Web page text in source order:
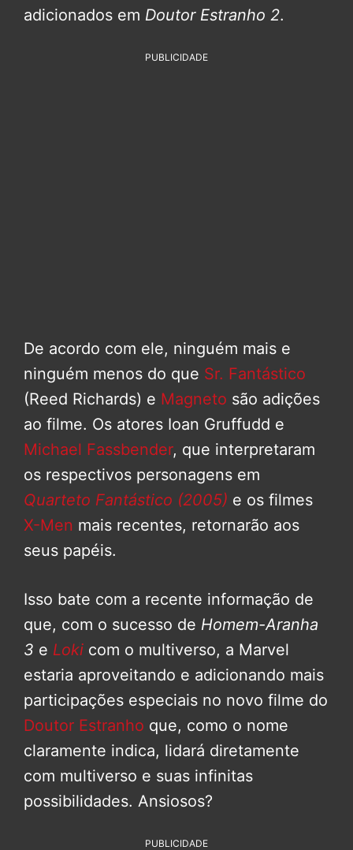
adicionados em Doutor Estranho 2.
PUBLICIDADE
De acordo com ele, ninguém mais e
ninguém menos do que Sr. Fantástico
(Reed Richards) e Magneto são adições
ao filme. Os atores Ioan Gruffudd e
Michael Fassbender, que interpretaram
os respectivos personagens em
Quarteto Fantástico (2005) e os filmes
X-Men mais recentes, retornarão aos
seus papéis.
Isso bate com a recente informação de
que, com o sucesso de Homem-Aranha
3 e Loki com o multiverso, a Marvel
estaria aproveitando e adicionando mais
participações especiais no novo filme do
Doutor Estranho que, como o nome
claramente indica, lidará diretamente
com multiverso e suas infinitas
possibilidades. Ansiosos?
PUBLICIDADE